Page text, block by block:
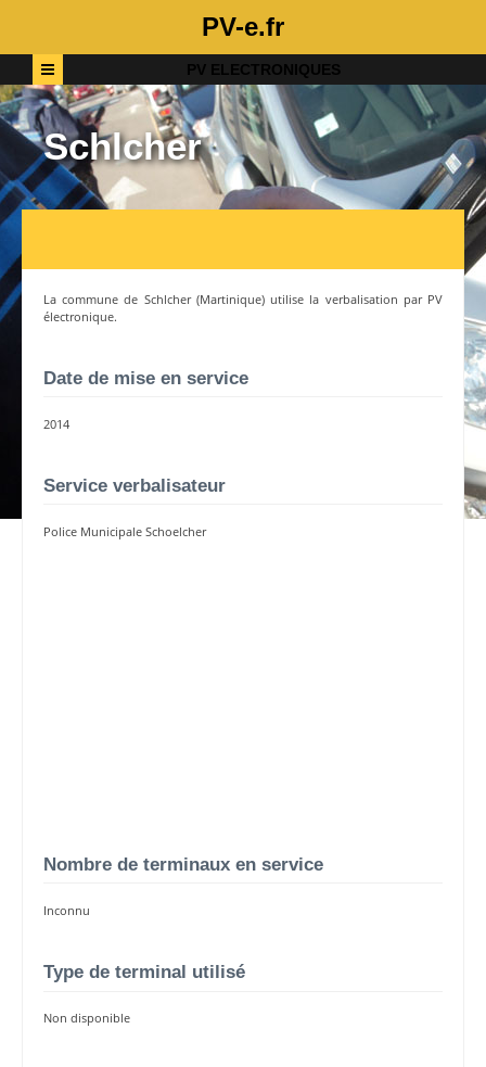
PV-e.fr
PV ELECTRONIQUES
Schlcher
La commune de Schlcher(Martinique) utilise la verbalisation par PV
électronique.
Date de mise en service
2014
Service verbalisateur
Police Municipale Schoelcher
Nombre de terminaux en service
Inconnu
Type de terminal utilisé
Non disponible